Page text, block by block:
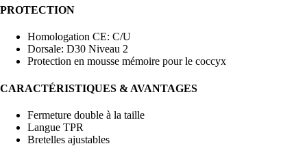
PROTECTION
Homologation CE: C/U
Dorsale: D30 Niveau 2
Protection en mousse mémoire pour le coccyx
CARACTÉRISTIQUES & AVANTAGES
Fermeture double à la taille
Langue TPR
Bretelles ajustables